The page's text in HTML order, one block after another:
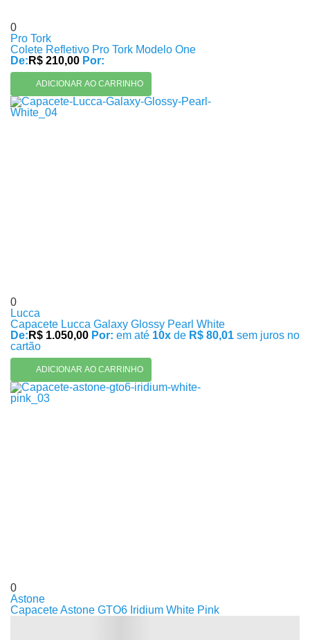
0
Pro Tork
Colete Refletivo Pro Tork Modelo One
De: R$ 210,00 Por:
ADICIONAR AO CARRINHO
0
Lucca
Capacete Lucca Galaxy Glossy Pearl White
De: R$ 1.050,00 Por: em até 10x de R$ 80,01 sem juros no
cartão
ADICIONAR AO CARRINHO
0
Astone
Capacete Astone GTO6 Iridium White Pink